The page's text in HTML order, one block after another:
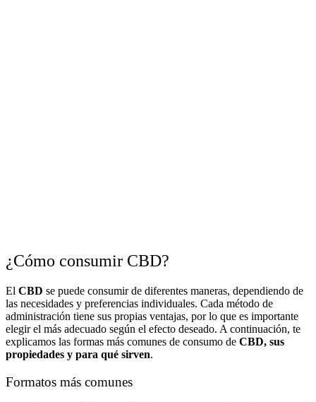
¿Cómo consumir CBD?
El CBD se puede consumir de diferentes maneras, dependiendo de
las necesidades y preferencias individuales. Cada método de
administración tiene sus propias ventajas, por lo que es importante
elegir el más adecuado según el efecto deseado. A continuación, te
explicamos las formas más comunes de consumo de CBD, sus
propiedades y para qué sirven.
Formatos más comunes